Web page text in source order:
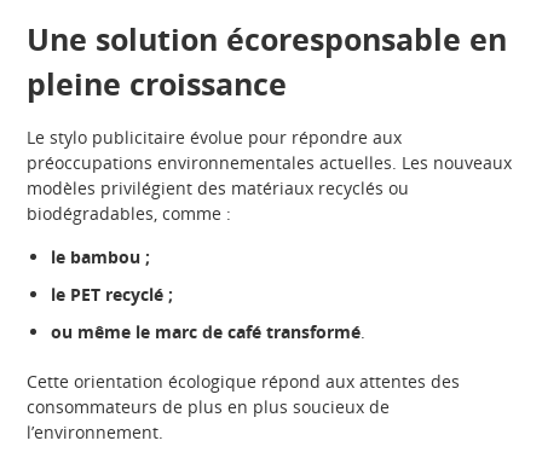
Une solution écoresponsable en
pleine croissance
Le stylo publicitaire évolue pour répondre aux
préoccupations environnementales actuelles. Les nouveaux
modèles privilégient des matériaux recyclés ou
biodégradables, comme :
le bambou ;
le PET recyclé ;
ou même le marc de café transformé.
Cette orientation écologique répond aux attentes des
consommateurs de plus en plus soucieux de
l’environnement.